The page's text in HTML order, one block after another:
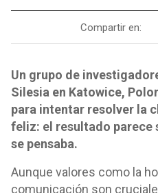
Compartir en:
Un grupo de
Silesia en Katowice,
para intentar resolver la
feliz: el resultado parece
se pensaba.
Aunque valores como la
comunicación son